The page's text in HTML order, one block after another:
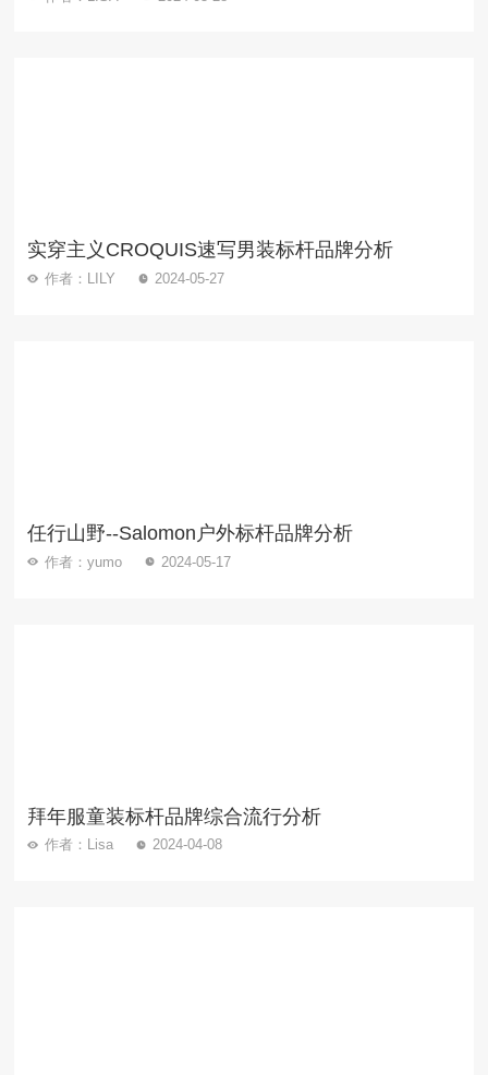
实穿主义CROQUIS速写男装标杆品牌分析
作者：LILY 2024-05-27
任行山野--Salomon户外标杆品牌分析
作者：yumo 2024-05-17
拜年服童装标杆品牌综合流行分析
作者：Lisa 2024-04-08